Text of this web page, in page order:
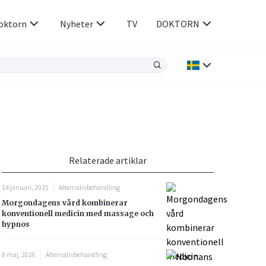
Rökavvänjning
Rörelseapparaten
Sex & Samliv
Sömn & Stress
Nyheter TV DOKTORN
Relaterade artiklar
14 januari, 2015
Alternativbehandling
Morgondagens vård kombinerar
konventionell medicin med massage och
hypnos
8 maj, 2026
Alternativbehandling